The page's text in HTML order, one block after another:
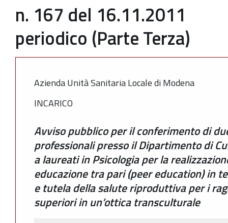
n. 167 del 16.11.2011
periodico (Parte Terza)
Azienda Unità Sanitaria Locale di Modena
INCARICO
Avviso pubblico per il conferimento di
professionali presso il Dipartimento di
a laureati in Psicologia per la
educazione tra pari (peer education) in
e tutela della salute riproduttiva per i
superiori in un’ottica transculturale